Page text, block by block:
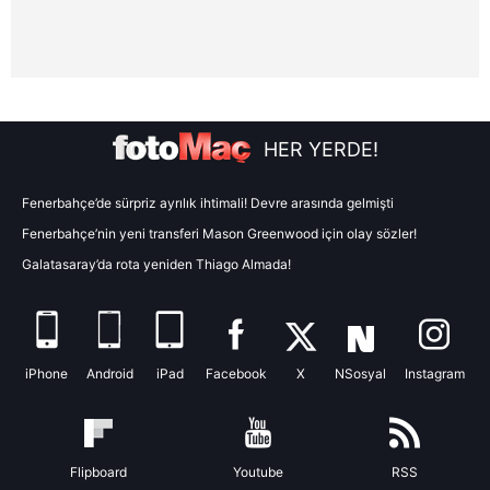
6698 sayılı Kişisel Verilerin Korunması Kanunu uyarınca
hazırlanmış Aydınlatma Metnimizi okumak ve sitemizde
almak için lütfentıklayınız.
HER YERDE!
Fenerbahçe’de sürpriz ayrılık ihtimali! Devre arasında gelmişti
Fenerbahçe’nin yeni transferi Mason Greenwood için olay sözler!
Galatasaray’da rota yeniden Thiago Almada!
iPhone Android iPad Facebook X NSosyal Instagram
Flipboard Youtube RSS